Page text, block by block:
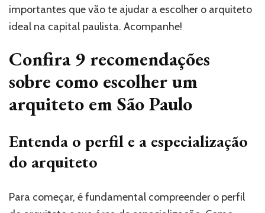
importantes que vão te ajudar a escolher o arquiteto
ideal na capital paulista. Acompanhe!
Confira 9 recomendações
sobre como escolher um
arquiteto em São Paulo
Entenda o perfil e a especialização
do arquiteto
Para começar, é fundamental compreender o perfil